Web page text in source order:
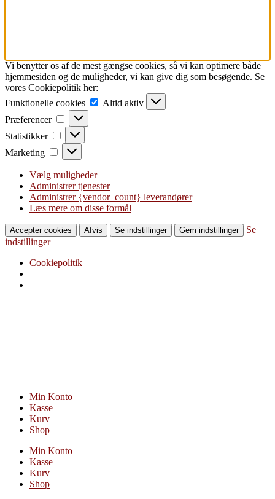
Vi benytter os af de mest gængse cookies, så vi kan optimere både
hjemmesiden og de muligheder, vi kan give dig som besøgende. Se
vores Cookiepolitik her:
Funktionelle cookies
Funktionelle
cookies
Altid aktiv
Præferencer
Præferencer
Statistikker Statistikker
Marketing Marketing
Vælg muligheder
Administrer tjenester
Administrer {vendor_count} leverandører
Læs mere om disse formål
Accepter cookies Afvis Se indstillinger Gem indstillinger
Se
indstillinger
Cookiepolitik
Min Konto
Kasse
Kurv
Shop
Min Konto
Kasse
Kurv
Shop